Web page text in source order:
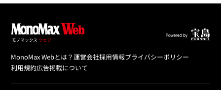
MonoMax Webとは？運営会社採用情報プライバシーポリシー
利用規約広告掲載について